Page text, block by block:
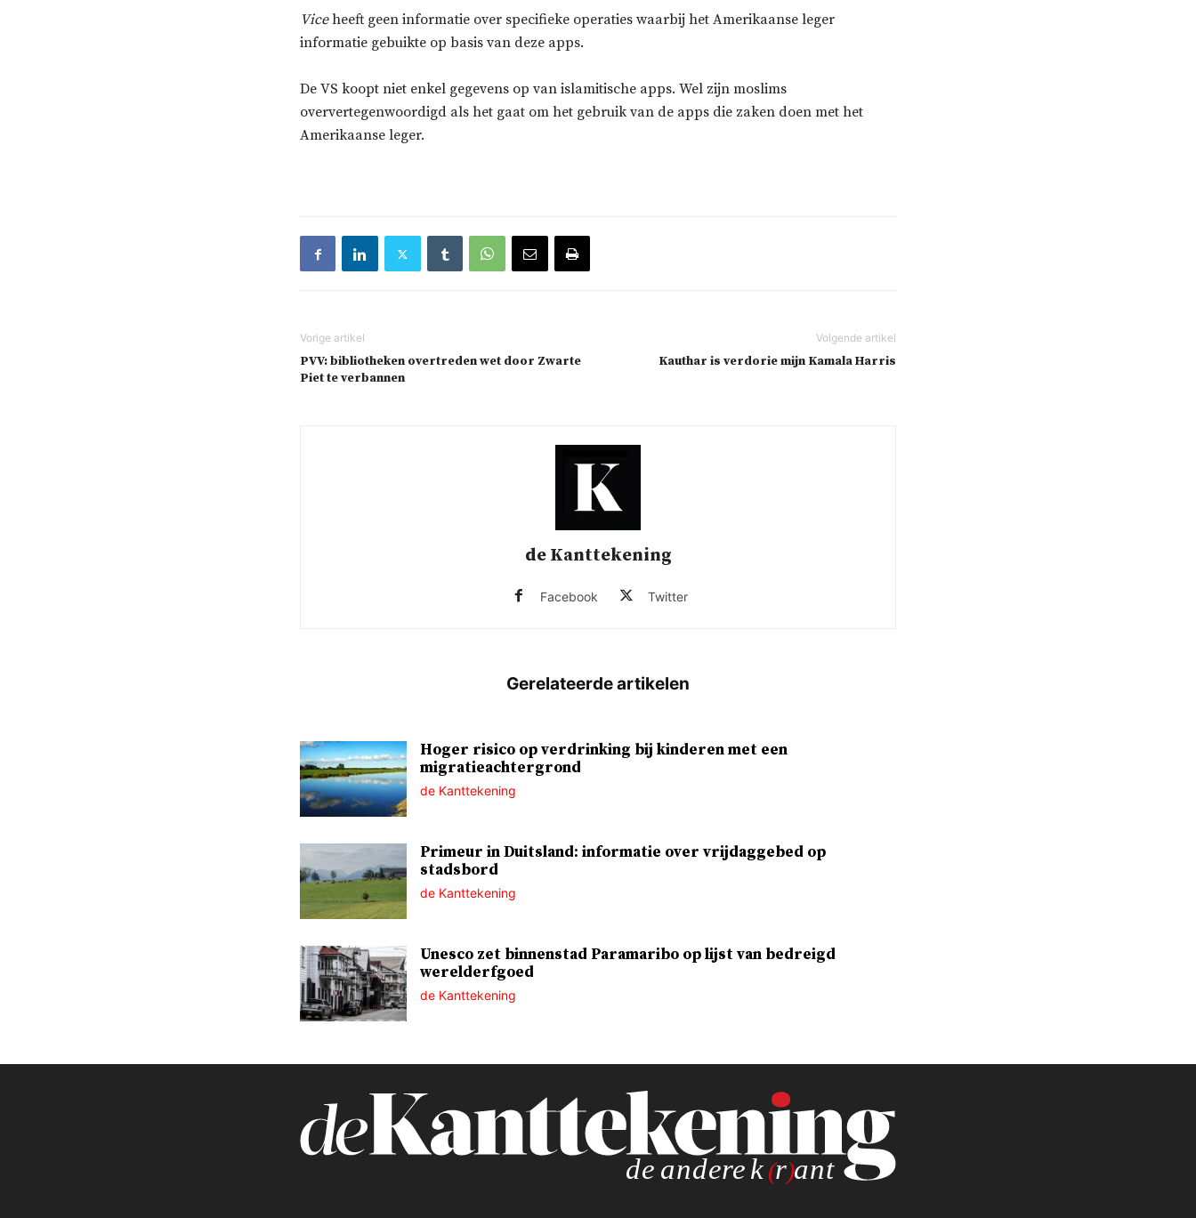
Viceheeft geen informatie over specifieke operaties waarbij het Amerikaanse leger
informatie gebuikte op basis van deze apps.
De VS koopt niet enkel gegevens op van islamitische apps. Wel zijn moslims
oververtegenwoordigd als het gaat om het gebruik van de apps die zaken doen met het
Amerikaanse leger.
PVV: bibliotheken overtreden wet door Zwarte
Piet te verbannen
Kauthar is verdorie mijn Kamala Harris
de Kanttekening
Facebook Twitter
Hoger risico op verdrinking bij kinderen met een
migratieachtergrond
de Kanttekening
Primeur in Duitsland: informatie over vrijdaggebed op
stadsbord
de Kanttekening
Unesco zet binnenstad Paramaribo op lijst van bedreigd
werelderfgoed
de Kanttekening